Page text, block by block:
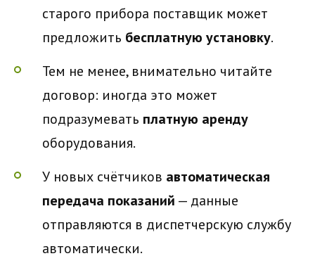
старого прибора поставщик может
предложить бесплатную установку.
Тем не менее, внимательно читайте
договор: иногда это может
подразумевать платную аренду
оборудования.
У новых счётчиков автоматическая
передача показаний — данные
отправляются в диспетчерскую службу
автоматически.